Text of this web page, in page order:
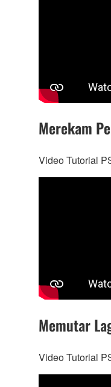
Merekam
Video Tutorial
Memutar
Video Tutorial